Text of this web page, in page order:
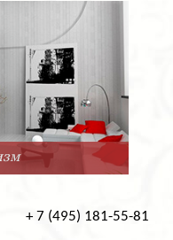
+ 7 (495) 181-55-81